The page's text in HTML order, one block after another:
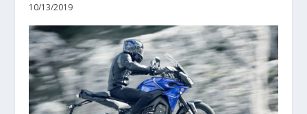
10/13/2019